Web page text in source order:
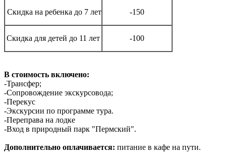
Скидка на ребенка до 7 лет -150
Скидка для детей до 11 лет -100
В стоимость включено:
-Трансфер;
-Сопровождение экскурсовода;
-Перекус
-Экскурсии по программе тура.
-Переправа на лодке
-Вход в природный парк "Пермский".
Дополнительно оплачивается: питание в кафе на пути.